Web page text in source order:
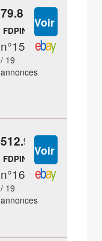
79.8 €
FDPIN
n°15
/ 19
annonces
512.98 €
FDPIN
n°16
/ 19
annonces